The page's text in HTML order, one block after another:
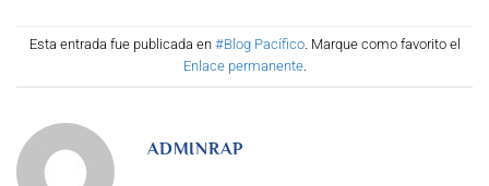
Esta entrada fue publicada en #Blog Pacífico. Marque como favorito el
Enlace permanente.
ADMINRAP